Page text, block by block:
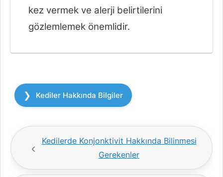
kez vermek ve alerji belirtilerini
gözlemlemek önemlidir.
Kategoriler
Kediler Hakkında Bilgiler
Kedilerde Konjonktivit Hakkında Bilinmesi
Gerekenler